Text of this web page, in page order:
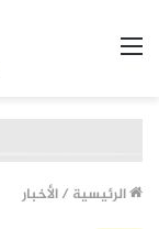
الرئيسية /الأخبار